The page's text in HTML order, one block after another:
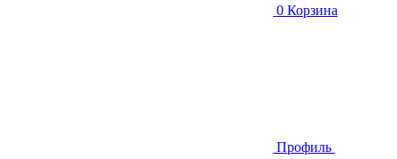
0 Корзина
Профиль